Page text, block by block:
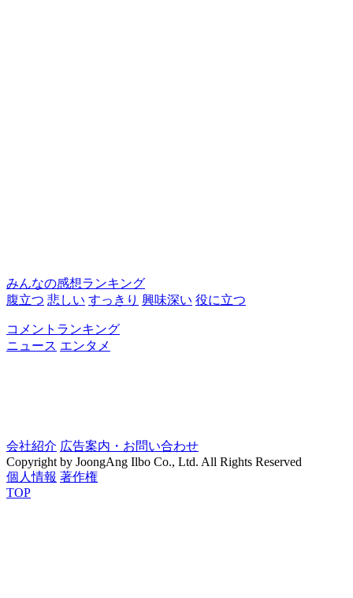
みんなの感想ランキング
腹立つ 悲しい すっきり 興味深い 役に立つ
コメントランキング
ニュース エンタメ
会社紹介 広告案内・お問い合わせ
Copyright by JoongAng Ilbo Co., Ltd. All Rights Reserved
個人情報 著作権
TOP